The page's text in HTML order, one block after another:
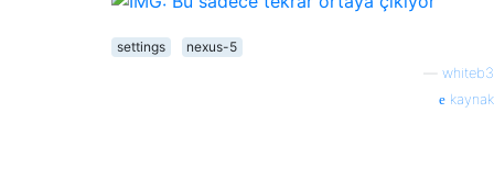
settings
nexus-5
whiteb3
kaynak